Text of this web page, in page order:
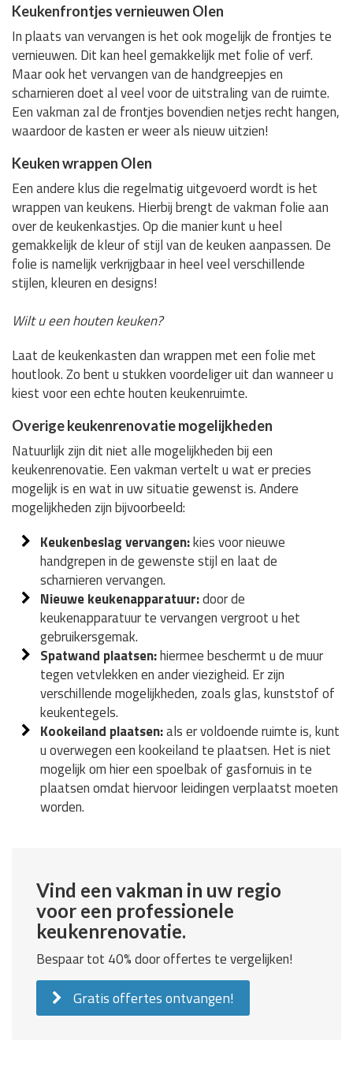
Keukenfrontjes vernieuwen Olen
In plaats van vervangen is het ook mogelijk de frontjes te
vernieuwen. Dit kan heel gemakkelijk met folie of verf.
Maar ook het vervangen van de handgreepjes en
scharnieren doet al veel voor de uitstraling van de ruimte.
Een vakman zal de frontjes bovendien netjes recht hangen,
waardoor de kasten er weer als nieuw uitzien!
Keuken wrappen Olen
Een andere klus die regelmatig uitgevoerd wordt is het
wrappen van keukens. Hierbij brengt de vakman folie aan
over de keukenkastjes. Op die manier kunt u heel
gemakkelijk de kleur of stijl van de keuken aanpassen. De
folie is namelijk verkrijgbaar in heel veel verschillende
stijlen, kleuren en designs!
Wilt u een houten keuken?
Laat de keukenkasten dan wrappen met een folie met
houtlook. Zo bent u stukken voordeliger uit dan wanneer u
kiest voor een echte houten keukenruimte.
Overige keukenrenovatie mogelijkheden
Natuurlijk zijn dit niet alle mogelijkheden bij een
keukenrenovatie. Een vakman vertelt u wat er precies
mogelijk is en wat in uw situatie gewenst is. Andere
mogelijkheden zijn bijvoorbeeld:
Keukenbeslag vervangen:kies voor nieuwe
handgrepen in de gewenste stijl en laat de
scharnieren vervangen.
Nieuwe keukenapparatuur:door de
keukenapparatuur te vervangen vergroot u het
gebruikersgemak.
Spatwand plaatsen:hiermee beschermt u de muur
tegen vetvlekken en ander viezigheid. Er zijn
verschillende mogelijkheden, zoals glas, kunststof of
keukentegels.
Kookeiland plaatsen:als er voldoende ruimte is, kunt
u overwegen een kookeiland te plaatsen. Het is niet
mogelijk om hier een spoelbak of gasfornuis in te
plaatsen omdat hiervoor leidingen verplaatst moeten
worden.
Vind een vakman in uw regio
voor een professionele
keukenrenovatie.
Bespaar tot 40% door offertes te vergelijken!
Gratis offertes ontvangen!